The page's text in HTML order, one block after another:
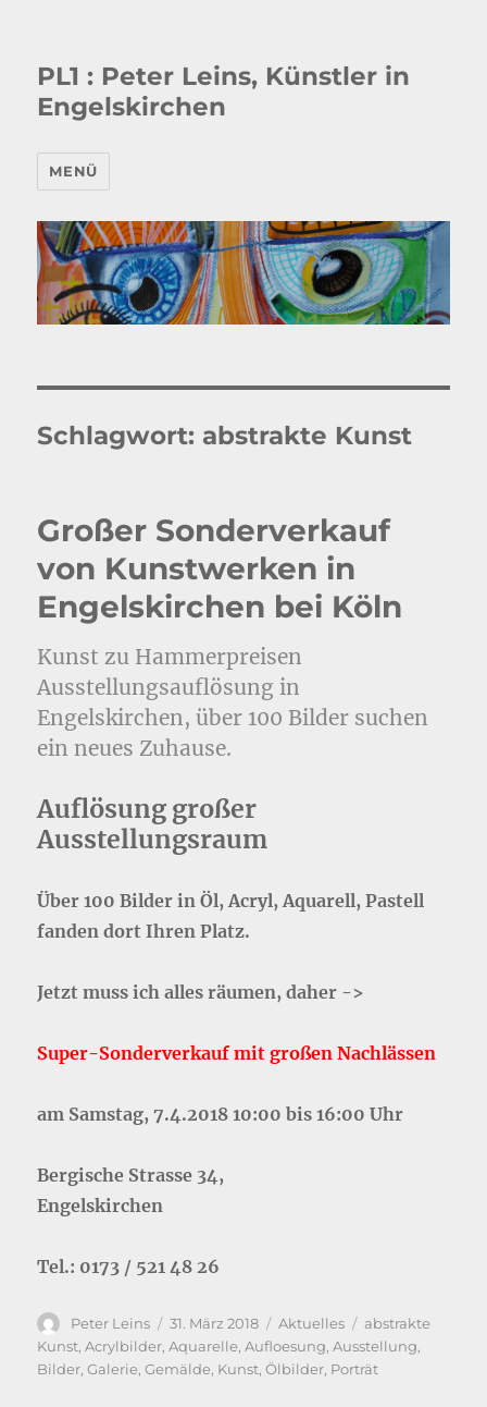
PL1 : Peter Leins, Künstler in
Engelskirchen
MENÜ
Schlagwort: abstrakte Kunst
Großer Sonderverkauf
von Kunstwerken in
Engelskirchen bei Köln
Kunst zu Hammerpreisen
Ausstellungsauflösung in
Engelskirchen, über 100 Bilder suchen
ein neues Zuhause.
Auflösung großer
Ausstellungsraum
Über 100 Bilder in Öl, Acryl, Aquarell, Pastell
fanden dort Ihren Platz.
Jetzt muss ich alles räumen, daher ->
Super-Sonderverkauf mit großen Nachlässen
am Samstag, 7.4.2018 10:00 bis 16:00 Uhr
Bergische Strasse 34,
Engelskirchen
Tel.: 0173 / 521 48 26
Autor
Peter Leins
Veröffentlicht
am
31. März 2018 Kategorien
Aktuelles Schlagwörter
abstrakte
Kunst,Acrylbilder,Aquarelle,Aufloesung,Ausstellung,
Bilder,Galerie,Gemälde, Kunst,Ölbilder, Porträt